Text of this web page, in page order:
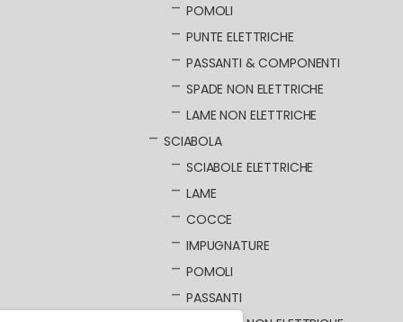
POMOLI
PUNTE ELETTRICHE
PASSANTI & COMPONENTI
SPADE NON ELETTRICHE
LAME NON ELETTRICHE
SCIABOLA
SCIABOLE ELETTRICHE
LAME
COCCE
IMPUGNATURE
POMOLI
PASSANTI